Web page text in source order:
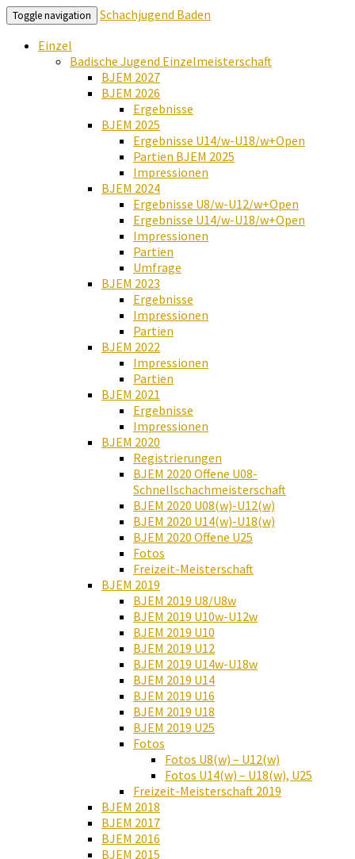
Toggle navigation
Schachjugend Baden
Einzel
Badische Jugend Einzelmeisterschaft
BJEM 2027
BJEM 2026
Ergebnisse
BJEM 2025
Ergebnisse U14/w-U18/w+Open
Partien BJEM 2025
Impressionen
BJEM 2024
Ergebnisse U8/w-U12/w+Open
Ergebnisse U14/w-U18/w+Open
Impressionen
Partien
Umfrage
BJEM 2023
Ergebnisse
Impressionen
Partien
BJEM 2022
Impressionen
Partien
BJEM 2021
Ergebnisse
Impressionen
BJEM 2020
Registrierungen
BJEM 2020 Offene U08-
Schnellschachmeisterschaft
BJEM 2020 U08(w)-U12(w)
BJEM 2020 U14(w)-U18(w)
BJEM 2020 Offene U25
Fotos
Freizeit-Meisterschaft
BJEM 2019
BJEM 2019 U8/U8w
BJEM 2019 U10w-U12w
BJEM 2019 U10
BJEM 2019 U12
BJEM 2019 U14w-U18w
BJEM 2019 U14
BJEM 2019 U16
BJEM 2019 U18
BJEM 2019 U25
Fotos
Fotos U8(w) – U12(w)
Fotos U14(w) – U18(w), U25
Freizeit-Meisterschaft 2019
BJEM 2018
BJEM 2017
BJEM 2016
BJEM 2015